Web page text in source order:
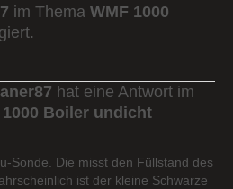
im Thema WMF 1000
hat eine Antwort im
1000 Boiler undicht
Sonde. Die misst den Füllstand des
ist der kleine Schwarze